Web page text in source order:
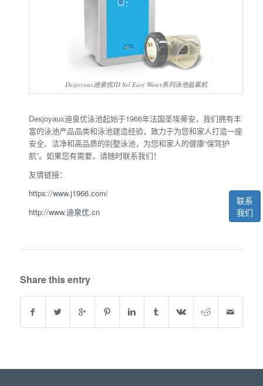
联系
我们
Desjoyaux迪泉优JD Sel Easy Water系列泳池盐氯机
Desjoyaux迪泉优泳池起始于1966年法国圣埃蒂安，我们拥有丰
富的泳池产品品类和泳池建造经验，致力于为您和家人打造一座
安全、洁净和高品质的别墅泳池，为您和家人的健康“保驾护
航”。如果您有需要，请随时联系我们！
友情链接：
https://www.j1966.com/
http://www.迪泉优.cn
Share this entry